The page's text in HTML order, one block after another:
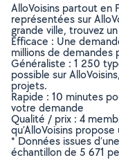
AlloVoisins partout en
représentées sur
grande ville, trouvez
Efficace : Une
millions de demandes
Généraliste : 1 250
possible sur
projets.
Rapide : 10 minutes
votre demande
Qualité / prix : 4
qu’AlloVoisins
* Données issues
échantillon de 5 671